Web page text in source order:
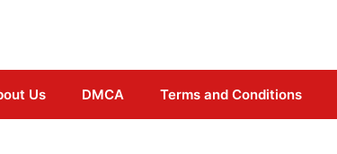
Us DMCA Terms and Conditions